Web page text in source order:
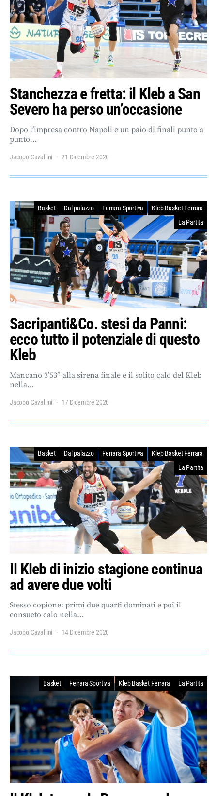
Stanchezza e fretta: il Kleb a San
Severo ha perso un’occasione
Dopo l’impresa contro Napoli e un paio di finali punto a
punto…
Jacopo Cavallini 21 Dicembre 2020
Basket Dal palazzo Ferrara Sportiva
Kleb Basket Ferrara
La Partita
Sacripanti&Co. stesi da Panni:
ecco tutto il potenziale di questo
Kleb
Mancano 3’53” alla sirena finale e il solito calo del Kleb
nella…
Jacopo Cavallini 17 Dicembre 2020
Basket Dal palazzo Ferrara Sportiva
Kleb Basket Ferrara
La Partita
Il Kleb di inizio stagione continua
ad avere due volti
Stesso copione: primi due quarti dominati e poi il
consueto calo nella…
Jacopo Cavallini 14 Dicembre 2020
Basket Ferrara Sportiva Kleb Basket Ferrara La Partita